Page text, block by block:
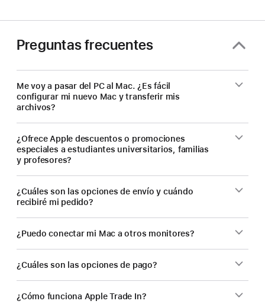
Preguntas frecuentes
Me voy a pasar del PC al Mac. ¿Es fácil
configurar mi nuevo Mac y transferir mis
archivos?
¿Ofrece Apple descuentos o promociones
especiales a estudiantes universitarios, familias
y profesores?
¿Cuáles son las opciones de envío y cuándo
recibiré mi pedido?
¿Puedo conectar mi Mac a otros monitores?
¿Cuáles son las opciones de pago?
¿Cómo funciona Apple Trade In?